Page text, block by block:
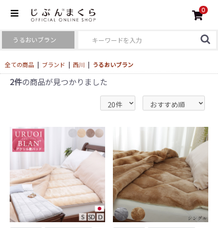
0
全ての商品 | ブランド | 西川 | うるおいブラン
2件の商品が見つかりました